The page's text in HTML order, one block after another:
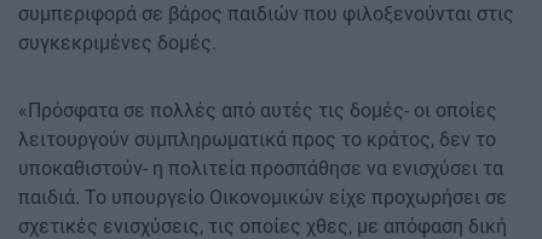
συμπεριφορά σε βάρος παιδιών που φιλοξενούνται στις
συγκεκριμένες δομές.
«Πρόσφατα σε πολλές από αυτές τις δομές- οι οποίες
λειτουργούν συμπληρωματικά προς το κράτος, δεν το
υποκαθιστούν- η πολιτεία προσπάθησε να ενισχύσει τα
παιδιά. Το υπουργείο Οικονομικών είχε προχωρήσει σε
σχετικές ενισχύσεις, τις οποίες χθες, με απόφαση δική